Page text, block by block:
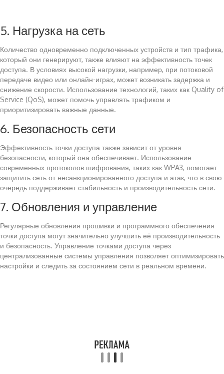
5. Нагрузка на сеть
Количество одновременно подключенных устройств и тип трафика,
который они генерируют, также влияют на эффективность точек
доступа. В условиях высокой нагрузки, например, при потоковой
передаче видео или онлайн-играх, может возникать задержка и
снижение скорости. Использование технологий, таких как Quality of
Service (QoS), может помочь управлять трафиком и
приоритизировать важные данные.
6. Безопасность сети
Эффективность точки доступа также зависит от уровня
безопасности, который она обеспечивает. Использование
современных протоколов шифрования, таких как WPA3, помогает
защитить сеть от несанкционированного доступа и атак, что в свою
очередь поддерживает стабильность и производительность сети.
7. Обновления и управление
Регулярные обновления прошивки и программного обеспечения
точки доступа могут значительно улучшить её производительность
и безопасность. Управление точками доступа через
централизованные системы управления позволяет оптимизировать
настройки и следить за состоянием сети в реальном времени.